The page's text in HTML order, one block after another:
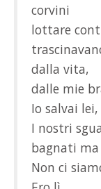
corvini
lottare
dalla vita,
dalle mie
Io salvai
I nostri
bagnati
Non ci